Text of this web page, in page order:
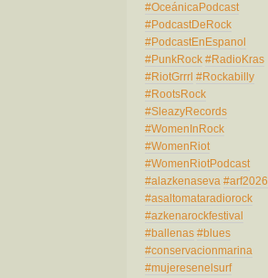
#OceánicaPodcast
#PodcastDeRock
#PodcastEnEspanol
#PunkRock #RadioKras
#RiotGrrrl #Rockabilly
#RootsRock
#SleazyRecords
#WomenInRock
#WomenRiot
#WomenRiotPodcast
#alazkenaseva #arf2026
#asaltomataradiorock
#azkenarockfestival
#ballenas #blues
#conservacionmarina
#mujeresenelsurf